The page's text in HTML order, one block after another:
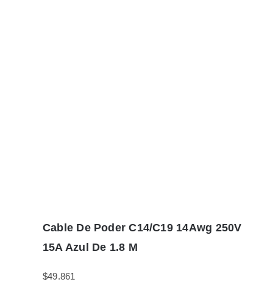
Cable De Poder C14/C19 14Awg 250V
15A Azul De 1.8 M
$49.861